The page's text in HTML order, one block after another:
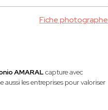
Fiche photographe
AMARALcapture avec
les entreprises pour valoriser